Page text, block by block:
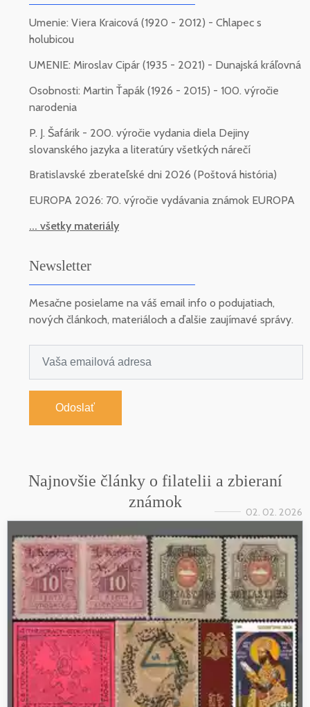
Umenie: Viera Kraicová (1920 - 2012) - Chlapec s
holubicou
UMENIE: Miroslav Cipár (1935 - 2021) - Dunajská kráľovná
Osobnosti: Martin Ťapák (1926 - 2015) - 100. výročie
narodenia
P. J. Šafárik - 200. výročie vydania diela Dejiny
slovanského jazyka a literatúry všetkých nárečí
Bratislavské zberateľské dni 2026 (Poštová história)
EUROPA 2026: 70. výročie vydávania známok EUROPA
... všetky materiály
Newsletter
Mesačne posielame na váš email info o podujatiach,
nových článkoch, materiáloch a ďalšie zaujímavé správy.
Odoslať
Najnovšie články o filatelii a zbieraní
známok
02. 02. 2026